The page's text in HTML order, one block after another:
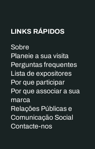
LINKS RÁPIDOS
Sobre
Planeie a sua visita
Perguntas frequentes
Lista de expositores
Por que participar
Por que associar a sua
marca
Relações Públicas e
Comunicação Social
Contacte-nos